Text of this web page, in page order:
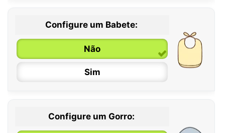
Configure um Babete:
Não
Sim
Configure um Gorro: